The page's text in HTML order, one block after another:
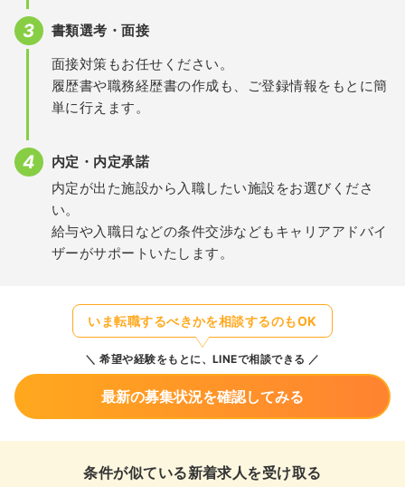
書類選考・面接
面接対策もお任せください。
履歴書や職務経歴書の作成も、ご登録情報をもとに簡
単に行えます。
内定・内定承諾
内定が出た施設から入職したい施設をお選びくださ
い。
給与や入職日などの条件交渉などもキャリアアドバイ
ザーがサポートいたします。
いま転職するべきかを相談するのもOK
希望や経験をもとに、LINEで相談できる
最新の募集状況を確認してみる
条件が似ている新着求人を受け取る